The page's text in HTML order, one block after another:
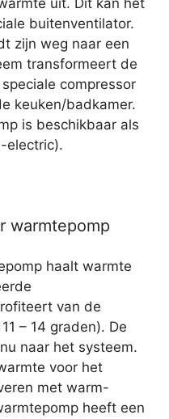
uit. Dit kan het
buitenventilator.
zijn weg naar een
transformeert de
compressor
keuken/badkamer.
is beschikbaar als
electric).
warmtepomp
haalt warmte
van de
– 14 graden). De
naar het systeem.
voor het
met warm-
heeft een